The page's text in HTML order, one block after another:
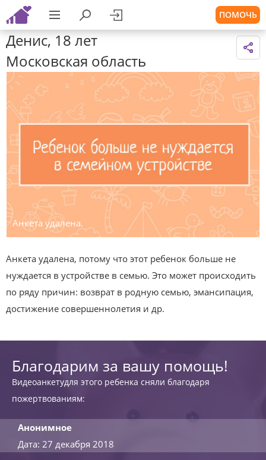
ПОМОЧЬ
Денис, 18 лет
Московская область
Анкета удалена.
Анкета удалена, потому что этот ребенок больше не
нуждается в устройстве в семью. Это может происходить
по ряду причин: возврат в родную семью, эмансипация,
достижение совершеннолетия и др.
Благодарим за вашу помощь!
Видеоанкетудля этого ребенка сняли благодаря
пожертвованиям:
Анонимное
Дата: 27 декабря 2018